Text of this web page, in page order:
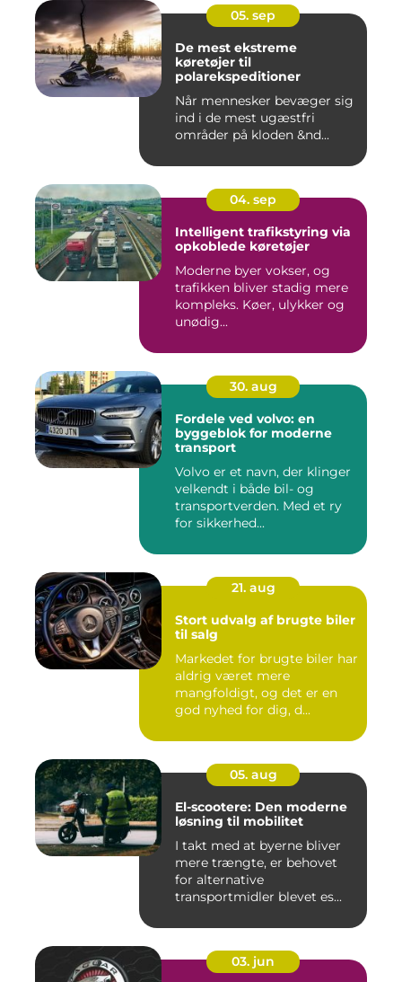
05. sep
De mest ekstreme
køretøjer til
polarekspeditioner
Når mennesker bevæger sig
ind i de mest ugæstfri
områder på kloden &nd...
04. sep
Intelligent trafikstyring via
opkoblede køretøjer
Moderne byer vokser, og
trafikken bliver stadig mere
kompleks. Køer, ulykker og
unødig...
30. aug
Fordele ved volvo: en
byggeblok for moderne
transport
Volvo er et navn, der klinger
velkendt i både bil- og
transportverden. Med et ry
for sikkerhed...
21. aug
Stort udvalg af brugte biler
til salg
Markedet for brugte biler har
aldrig været mere
mangfoldigt, og det er en
god nyhed for dig, d...
05. aug
El-scootere: Den moderne
løsning til mobilitet
I takt med at byerne bliver
mere trængte, er behovet
for alternative
transportmidler blevet es...
03. jun